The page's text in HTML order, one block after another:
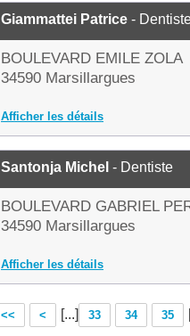
Giammattei Patrice -
BOULEVARD EMILE ZOLA
34590 Marsillargues
Afficher les détails
Santonja Michel - Dentiste
BOULEVARD GABRIEL
34590 Marsillargues
Afficher les détails
<< < [...] 33 34 35